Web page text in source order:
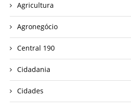
Agricultura
Agronegócio
Central 190
Cidadania
Cidades